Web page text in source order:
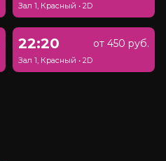
Зал 1, Красный • 2D
22:20 от 450 руб.
Зал 1, Красный • 2D